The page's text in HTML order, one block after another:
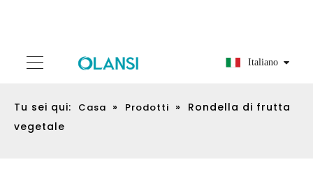
Italiano
Tu sei qui: Casa » Prodotti »
Rondella di frutta
vegetale